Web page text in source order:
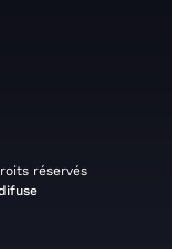
réservés